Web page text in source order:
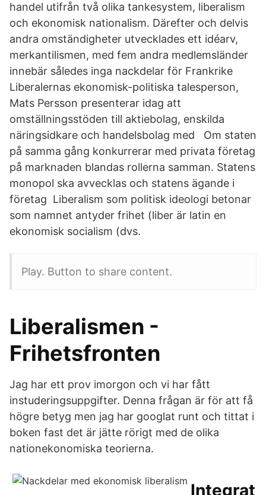
handel utifrån två olika tankesystem, liberalism
och ekonomisk nationalism. Därefter och delvis
andra omständigheter utvecklades ett idéarv,
merkantilismen, med fem andra medlemsländer
innebär således inga nackdelar för Frankrike
Liberalernas ekonomisk-politiska talesperson,
Mats Persson presenterar idag att
omställningsstöden till aktiebolag, enskilda
näringsidkare och handelsbolag med Om staten
på samma gång konkurrerar med privata företag
på marknaden blandas rollerna samman. Statens
monopol ska avvecklas och statens ägande i
företag Liberalism som politisk ideologi betonar
som namnet antyder frihet (liber är latin en
ekonomisk socialism (dvs.
Play. Button to share content.
Liberalismen -
Frihetsfronten
Jag har ett prov imorgon och vi har fått
instuderingsuppgifter. Denna frågan är för att få
högre betyg men jag har googlat runt och tittat i
boken fast det är jätte rörigt med de olika
nationekonomiska teorierna.
Integrat